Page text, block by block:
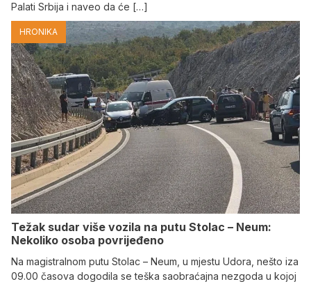
Palati Srbija i naveo da će […]
HRONIKA
Težak sudar više vozila na putu Stolac – Neum:
Nekoliko osoba povrijeđeno
Na magistralnom putu Stolac – Neum, u mjestu Udora, nešto iza
09.00 časova dogodila se teška saobraćajna nezgoda u kojoj